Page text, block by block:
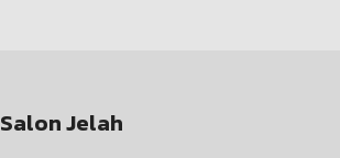
Salon Jelah